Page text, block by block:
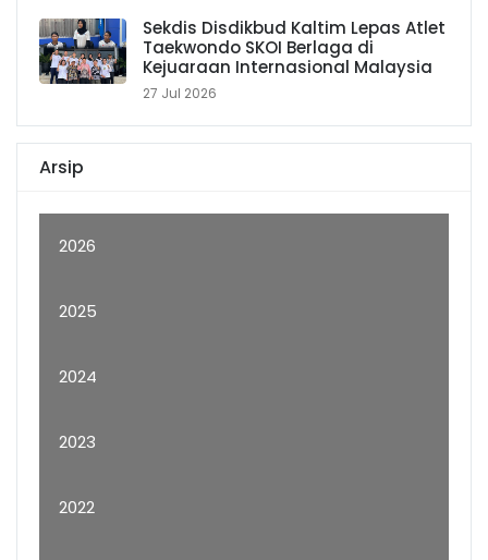
Sekdis Disdikbud Kaltim Lepas Atlet
Taekwondo SKOI Berlaga di
Kejuaraan Internasional Malaysia
27 Jul 2026
Arsip
2026
2025
2024
2023
2022